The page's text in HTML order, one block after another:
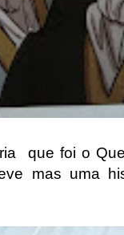
que foi o
mas uma